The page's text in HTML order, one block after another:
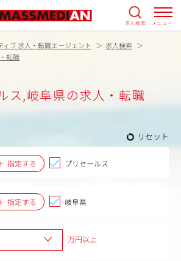
求人検索 メニュー
ブ 求人・転職エージェント
求人検索
転職
ス,岐阜県の求人・転職
リセット
指定する プリセールス
指定する 岐阜県
万円以上